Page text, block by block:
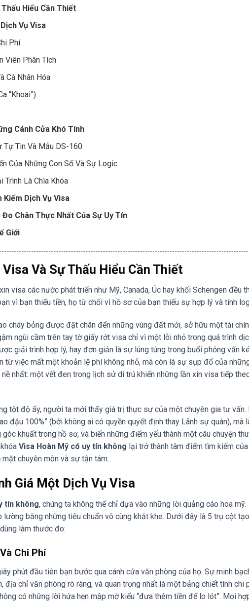
Hiểu Cần Thiết
Vụ Visa
Phí
Viên Phân Tích
Cá Nhân Hóa
“Khoai”)
Cánh Cửa Khó Tính
Tự Tin Và Mẫu DS-160
Của Những Con Số Và Sự Logic
Trình Là Chìa Khóa
Kiếm Dịch Vụ Visa
Chân Thực Nhất Của Sự Uy Tín
Giới
Và Sự Thấu Hiểu Cần Thiết
visa các nước phát triển như Mỹ, Canada, Úc hay khối Schengen đều
vì bạn thiếu tiền, họ từ chối vì hồ sơ của bạn thiếu sự hợp lý và tính
cháy bỏng được đặt chân đến những vùng đất mới, sở hữu một tài
ngùi cầm trên tay tờ giấy rớt visa chỉ vì một lỗi nhỏ trong quá trình
giải trình hợp lý, hay đơn giản là sự lúng túng trong buổi phỏng vấn
từ việc mất một khoản lệ phí không nhỏ, mà còn là sự sụp đổ của
nhất: một vết đen trong lịch sử di trú khiến những lần xin visa tiếp
tột độ ấy, người ta mới thấy giá trị thực sự của một chuyên gia tư vấn.
đậu 100%” (bởi không ai có quyền quyết định thay Lãnh sự quán), mà
khuất trong hồ sơ, và biến những điểm yếu thành một câu chuyện
Visa Hoàn Mỹ có uy tín không lại trở thành tâm điểm tìm kiếm
chuyên môn và sự tận tâm.
Giá Một Dịch Vụ Visa
tín không, chúng ta không thể chỉ dựa vào những lời quảng cáo hoa mỹ.
bằng những tiêu chuẩn vô cùng khắt khe. Dưới đây là 5 trụ cột
làm thước đo:
Chi Phí
phút đầu tiên bạn bước qua cánh cửa văn phòng của họ. Sự minh
địa chỉ văn phòng rõ ràng, và quan trọng nhất là một bảng chiết tính chi
có những lời hứa hẹn mập mờ kiểu “đưa thêm tiền để lo lót”. Mọi